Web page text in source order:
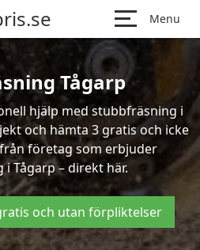
Menu
Tågarp
hjälp med stubbfräsning i
och hämta 3 gratis och icke
företag som erbjuder
Tågarp – direkt här.
och utan förpliktelser